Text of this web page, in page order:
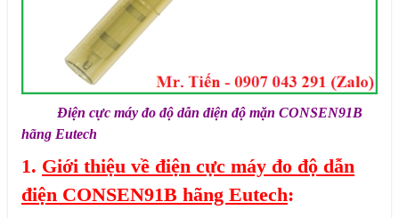
Điện cực máy đo độ dẫn điện độ mặn CONSEN91B
hãng Eutech
1. Giới thiệu về điện cực máy đo độ dẫn
điện CONSEN91B hãng Eutech: